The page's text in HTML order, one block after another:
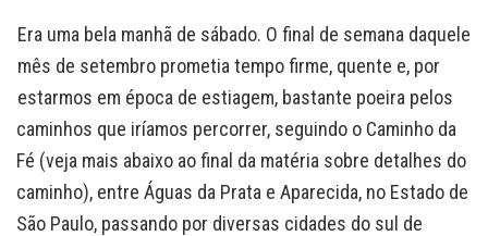
Era uma bela manhã de sábado. O final de semana daquele
mês de setembro prometia tempo firme, quente e, por
estarmos em época de estiagem, bastante poeira pelos
caminhos que iríamos percorrer, seguindo o Caminho da
Fé (veja mais abaixo ao final da matéria sobre detalhes do
caminho), entre Águas da Prata e Aparecida, no Estado de
São Paulo, passando por diversas cidades do sul de